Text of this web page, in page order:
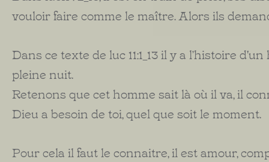
vouloir faire comme le maître. Alors ils
Dans ce texte de luc 11:1_13 il y a l’histoire
pleine nuit.
Retenons que cet homme sait là où il va, il
Dieu a besoin de toi, quel que soit le moment.
Pour cela il faut le connaitre, il est amour,